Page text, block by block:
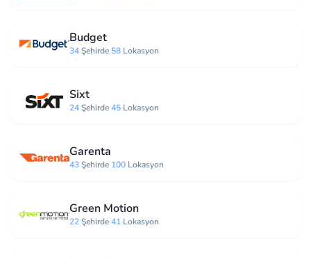
Budget
34Şehirde 58 Lokasyon
Sixt
24Şehirde45 Lokasyon
Garenta
43Şehirde 100 Lokasyon
Green Motion
22Şehirde41 Lokasyon